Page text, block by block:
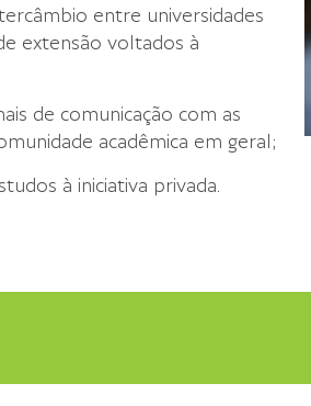
entre universidades
extensão voltados à
de comunicação com as
acadêmica em geral;
à iniciativa privada.